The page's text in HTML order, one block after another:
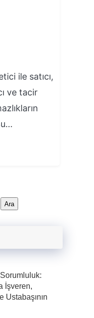
ile satıcı,
ve tacir
Ara
İşveren,
Ustabaşının